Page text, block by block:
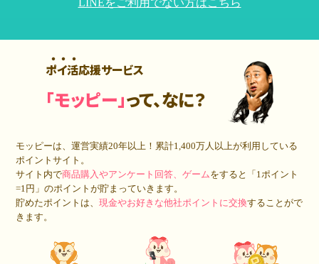
LINEをご利用でない方はこちら
ポイ活応援サービス
「モッピー」って、なに？
モッピーは、運営実績20年以上！累計1,400万人 以上が利用している
ポイントサイト。
サイト内で商品購入やアンケート回答、ゲームをすると「1ポイント
=1円」のポイントが貯まっていきます。
貯めたポイントは、現金やお好きな他社ポイントに交換することがで
きます。